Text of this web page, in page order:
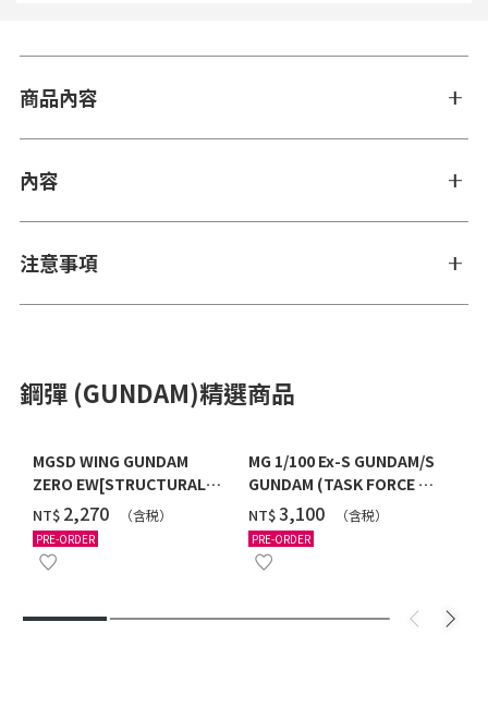
商品內容
內容
注意事項
鋼彈 (GUNDAM)精選商品
MGSD WING GUNDAM
ZERO EW[STRUCTURAL
COATING/BLACK] [2026年
12月發送]
NT$ ‌2,270 （含税）
PRE-ORDER
MG 1/100 Ex-S GUNDAM/S
GUNDAM (TASK FORCE α
Ver.) [2026年10月發送]
NT$‌3,100 （含税）
PRE-ORDER